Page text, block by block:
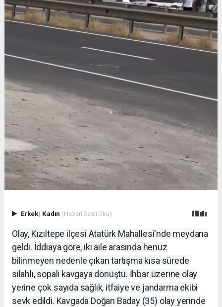
Erkek| Kadın (Haberi Sesli Oku)
Olay, Kızıltepe ilçesi Atatürk Mahallesi'nde meydana
geldi. İddiaya göre, iki aile arasında henüz
bilinmeyen nedenle çıkan tartışma kısa sürede
silahlı, sopalı kavgaya dönüştü. İhbar üzerine olay
yerine çok sayıda sağlık, itfaiye ve jandarma ekibi
sevk edildi. Kavgada Doğan Baday (35) olay yerinde